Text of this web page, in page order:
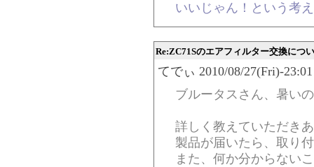
いいじゃん！という考
Re:ZC71Sのエアフィルター交換につ
てでぃ 2010/08/27(Fri)-
ブルータスさん、暑い
詳しく教えていただき
製品が届いたら、取り
また、何か分からない